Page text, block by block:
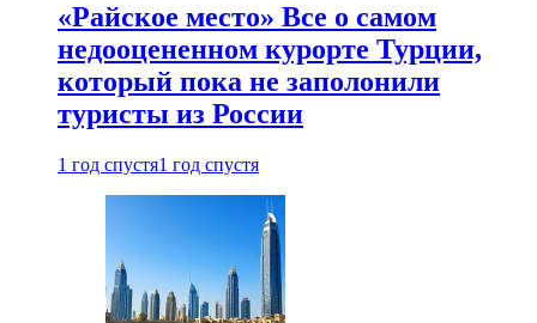
«Райское место» Все о самом
недооцененном курорте Турции,
который пока не заполонили
туристы из России
1 год спустя1 год спустя